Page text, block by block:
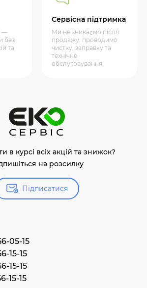
—
без
та
Сервісна підтримка
Ми не зникаємо після
продажу: проводимо
чистку, заправку та
технічне
обслуговування
в курсі всіх акцій та знижок?
на розсилку
Підписатися
05-15
15-15
15-15
15-15